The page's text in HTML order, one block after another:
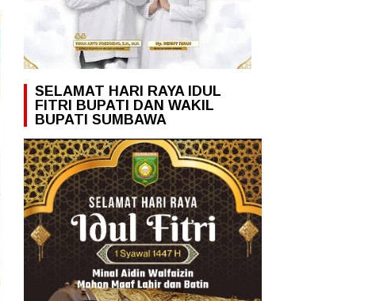
SELAMAT HARI RAYA IDUL
FITRI BUPATI DAN WAKIL
BUPATI SUMBAWA